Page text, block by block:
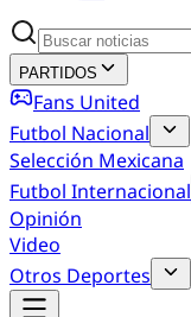
PARTIDOS
Fans United
Futbol Nacional
Selección Mexicana
Futbol Internacional
Opinión
Video
Otros Deportes